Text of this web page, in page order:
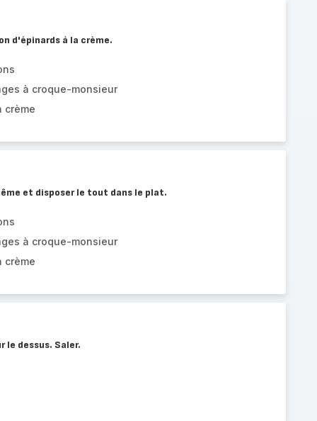
d'épinards à la crème.
à croque-monsieur
crème
et disposer le tout dans le plat.
à croque-monsieur
crème
le dessus. Saler.